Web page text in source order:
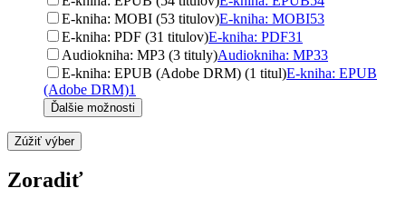
E-kniha: MOBI (53 titulov)E-kniha: MOBI53
E-kniha: PDF (31 titulov)E-kniha: PDF31
Audiokniha: MP3 (3 tituly)Audiokniha: MP33
E-kniha: EPUB (Adobe DRM) (1 titul)E-kniha: EPUB
(Adobe DRM)1
Ďalšie možnosti
Zúžiť výber
Zoradiť